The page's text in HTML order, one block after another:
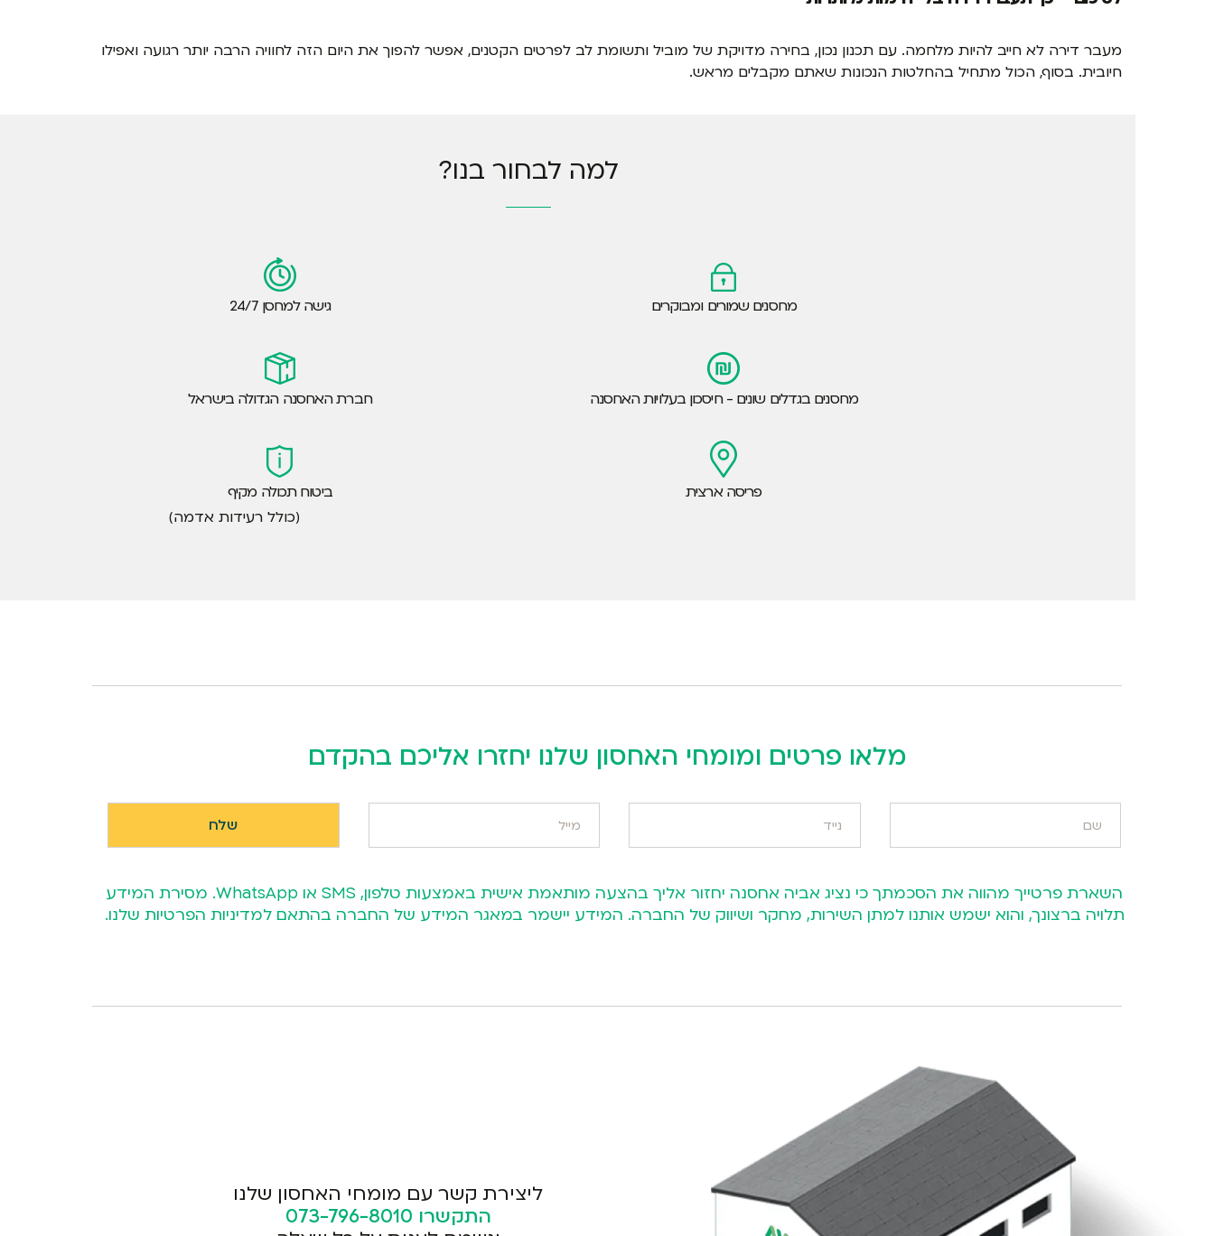
מעבר דירה לא חייב להיות מלחמה. עם תכנון נכון, בחירה מדויקת של מוביל ותשומת לב לפרטים הקטנים, אפשר להפוך את היום הזה לחוויה הרבה יותר רגועה ואפילו
חיובית. בסוף, הכול מתחיל בהחלטות הנכונות שאתם מקבלים מראש.
למה לבחור בנו?
מחסנים שמורים ומבוקרים
מחסנים בגדלים שונים - חיסכון בעלויות האחסנה
פריסה ארצית
גישה למחסן 24/7
חברת האחסנה הגדולה בישראל
ביטוח תכולה מקיף
(כולל רעידות אדמה)
מלאו פרטים ומומחי האחסון שלנו יחזרו אליכם בהקדם
השארת פרטייך מהווה את הסכמתך כי נציג אביה אחסנה יחזור אליך בהצעה מותאמת אישית באמצעות טלפון, SMS או WhatsApp. מסירת המידע
תלויה ברצונך, והוא ישמש אותנו למתן השירות, מחקר ושיווק של החברה. המידע יישמר במאגר המידע של החברה בהתאםלמדיניות הפרטיות שלנו.
ליצירת קשר עם מומחי האחסון שלנו
התקשרו 073-796-8010